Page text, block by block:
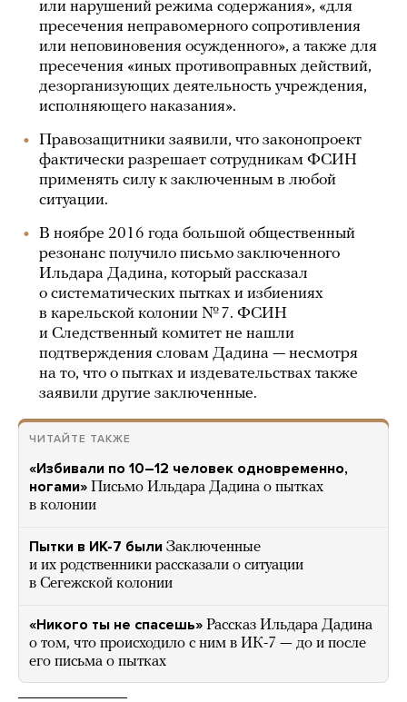
или нарушений режима содержания», «для
пресечения неправомерного сопротивления
или неповиновения осужденного», а также для
пресечения «иных противоправных действий,
дезорганизующих деятельность учреждения,
исполняющего наказания».
Правозащитники заявили, что законопроект
фактически разрешает сотрудникам ФСИН
применять силу к заключенным в любой
ситуации.
В ноябре 2016 года большой общественный
резонанс получило письмо заключенного
Ильдара Дадина, который рассказал
о систематических пытках и избиениях
в карельской колонии № 7. ФСИН
и Следственный комитет не нашли
подтверждения словам Дадина — несмотря
на то, что о пытках и издевательствах также
заявили другие заключенные.
ЧИТАЙТЕ ТАКЖЕ
«Избивали по 10–12 человек одновременно,
ногами» Письмо Ильдара Дадина о пытках
в колонии
Пытки в ИК-7 были Заключенные
и их родственники рассказали о ситуации
в Сегежской колонии
«Никого ты не спасешь» Рассказ Ильдара Дадина
о том, что происходило с ним в ИК-7 — до и после
его письма о пытках